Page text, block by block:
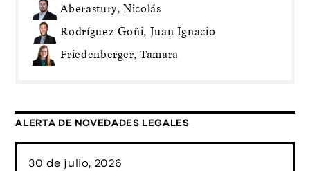
Aberastury, Nicolás
Rodríguez Goñi, Juan Ignacio
Friedenberger, Tamara
ALERTA DE NOVEDADES LEGALES
30 de julio, 2026